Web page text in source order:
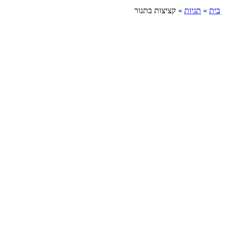
בית » תגיות » קציצות בתנור